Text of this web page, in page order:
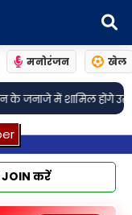
मनोरंजन खेल
बड़े भाई अली और उमर•
JOIN करें